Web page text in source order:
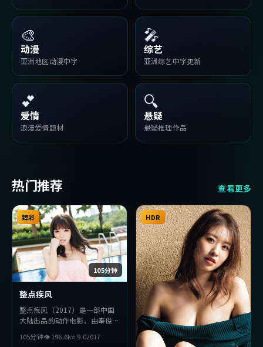
🎨
动漫
亚洲地区动漫中字
🎤
综艺
亚洲综艺中字更新
💕
爱情
浪漫爱情题材
🔍
悬疑
悬疑推理作品
热门推荐 查看更多
105分钟
臻彩
整点疾风
整点疾风（2017）是一部中国
大陆出品的动作电影，由奉俊昊
日等主演。影片在叙事与视听上
105分钟👁196.6k⭐ 9.02017
HDR